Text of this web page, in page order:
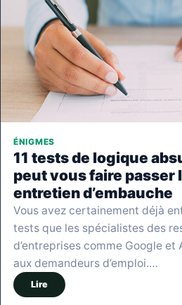
ÉNIGMES
11 tests de logique
peut vous faire passer
entretien d’embauche
Vous avez certainement déjà
tests que les spécialistes des
d’entreprises comme Google
aux demandeurs d’emploi.…
Lire